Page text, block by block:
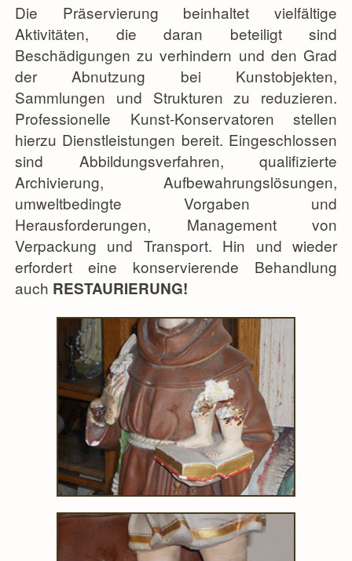
Die Präservierung beinhaltet vielfältige
Aktivitäten, die daran beteiligt sind
Beschädigungen zu verhindern und den Grad
der Abnutzung bei Kunstobjekten,
Sammlungen und Strukturen zu reduzieren.
Professionelle Kunst-Konservatoren stellen
hierzu Dienstleistungen bereit. Eingeschlossen
sind Abbildungsverfahren, qualifizierte
Archivierung, Aufbewahrungslösungen,
umweltbedingte Vorgaben und
Herausforderungen, Management von
Verpackung und Transport. Hin und wieder
erfordert eine konservierende Behandlung
auch RESTAURIERUNG!